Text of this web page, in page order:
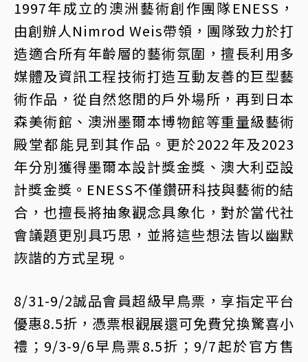
1997年成立的澳洲藝術創作團隊ENESS，
由創辦人Nimrod Weis帶領，團隊致力於打
造適合所有年齡層的藝術氛圍，擅長利用多
媒體及資訊工程技術打造互動友善的巨型藝
術作品，從自然悠閒的戶外場所，再到日本
森美術館、澳洲墨爾本博物館等重量級藝術
殿堂都能見到其作品。更於2022年及2023
年分別獲得墨爾本設計獎金獎、澳大利亞設
計獎金獎。ENESS不僅鑽研科技與藝術的結
合，也擅長將抽象觀念具象化，對於當代社
會議題更別具巧思，並將這些想法皆以幽默
詼諧的方式呈現。
8/31-9/2誠品會員超級早鳥票，享指定平台
優惠8.5折，憑票根觀展還可免費兌換驚喜小
禮；9/3-9/6早鳥票8.5折；9/7起於官方售